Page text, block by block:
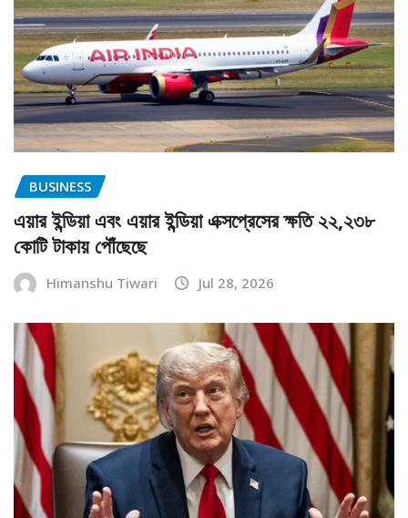
BUSINESS
এয়ার ইন্ডিয়া এবং এয়ার ইন্ডিয়া এক্সপ্রেসের ক্ষতি ২২,২৩৮
কোটি টাকায় পৌঁছেছে
Himanshu Tiwari Jul 28, 2026